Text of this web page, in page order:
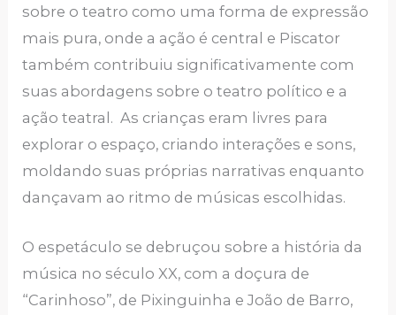
sobre o teatro como uma forma de expressão
mais pura, onde a ação é central e Piscator
também contribuiu significativamente com
suas abordagens sobre o teatro político e a
ação teatral. As crianças eram livres para
explorar o espaço, criando interações e sons,
moldando suas próprias narrativas enquanto
dançavam ao ritmo de músicas escolhidas.
O espetáculo se debruçou sobre a história da
música no século XX, com a doçura de
“Carinhoso”, de Pixinguinha e João de Barro,